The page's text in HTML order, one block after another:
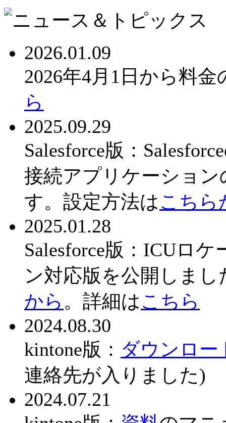
2026.01.09
2026年4月1日から料
ら
2025.09.29
Salesforce版：
接続アプリケーショ
す。設定方法はこちら
2025.01.28
Salesforce版：ICUロ
ン対応版を公開しま
から 。詳細はこちら
2024.08.30
kintone版： ダウンロー
連絡先が入りました)
2024.07.21